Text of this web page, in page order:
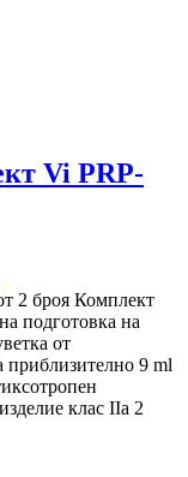
Vi PRP-
2 броя Комплект
подготовка на
от
приблизително 9 ml
клас IIa 2